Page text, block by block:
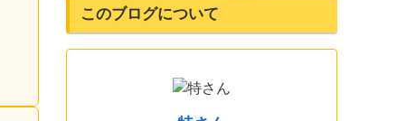
このブログについて